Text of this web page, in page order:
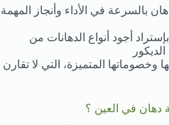
بالسرعة في الأداء وأنجاز المهمة
أجود أنواع الدهانات من
المتميزة، التي لا تقارن
في العين ؟